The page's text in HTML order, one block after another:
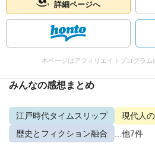
詳細ページへ
本ページはアフィリエイトプログラム
みんなの感想まとめ
江戸時代タイムスリップ
現代人
歴史とフィクション融合
...他7件